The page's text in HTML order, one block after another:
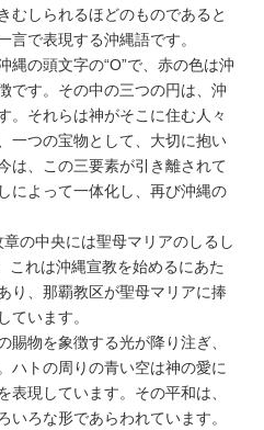
むしられるほどのものであると
言で表現する沖縄語です。
の頭文字の“O”で、赤の色は沖
です。その中の三つの円は、沖
。それらは神がそこに住む人々
一つの宝物として、大切に抱い
は、この三要素が引き離されて
によって一体化し、再び沖縄の
の中央には聖母マリアのしるし
これは沖縄宣教を始めるにあた
り、那覇教区が聖母マリアに捧
ています。
物を象徴する光が降り注ぎ、
ハトの周りの青い空は神の愛に
表現しています。その平和は、
いろな形であらわれています。